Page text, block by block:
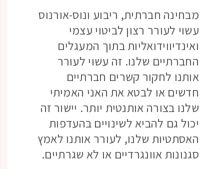
מבחינה חברתית, ריבוע ונוס-אורנוס
עשוי לעורר רצון לביטוי עצמי
ואינדיווידואליות בתוך המעגלים
החברתיים שלנו. זה עשוי לעורר
אותנו לחקור קשרים חברתיים
חדשים או לבטא את האני האמיתי
שלנו בצורה אותנטית יותר. יישור זה
יכול גם להביא לשינויים בהעדפות
האסתטיות שלנו, לעורר אותנו לאמץ
סגנונות אוונגרדיים או לא שגרתיים.